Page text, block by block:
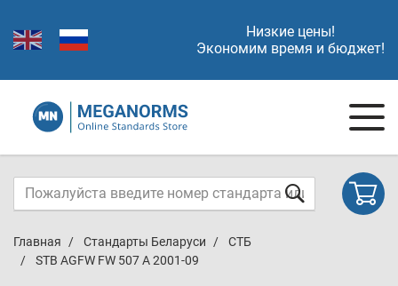
Низкие цены!
Экономим время и бюджет!
Главная Стандарты Беларуси
СТБ
STB AGFW FW 507 A 2001-09